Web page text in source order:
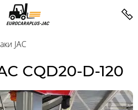
JAC
CQD20-D-120